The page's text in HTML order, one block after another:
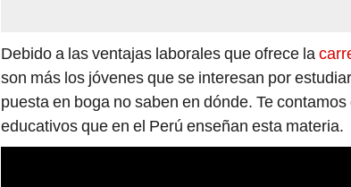
Debido a las ventajas laborales que ofrece la
son más los jóvenes que se interesan por
puesta en boga no saben en dónde. Te
educativos que en el Perú enseñan esta materia.